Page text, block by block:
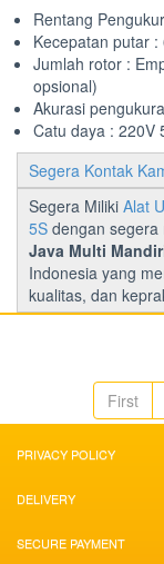
Rentang
Kecepatan putar
Jumlah rotor :
opsional)
Akurasi
Catu daya : 220V
Segera Kontak
Segera Miliki Alat
5S dengan
Java Multi
Indonesia yang
kualitas, dan
First
PRIVACY POLICY
DELIVERY
SECURE PAYMENT